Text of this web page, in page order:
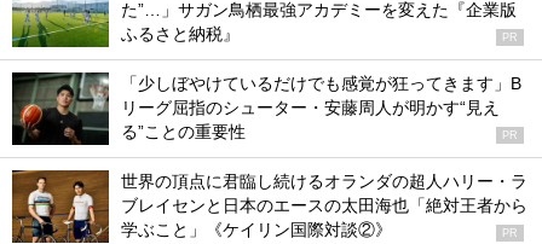
た”…」サガン鳥栖最強アカデミーを変えた『企業版
ふるさと納税』
PR
「少しぼやけているだけでも感覚が狂ってきます」B
リーグ屈指のシューター・安藤周人が明かす“見え
る”ことの重要性
PR
世界の頂点に君臨し続けるオランダの超人ハリー・ラ
ブレイセンと日本のエースの太田海也「絶対王者から
学ぶこと」《ケイリン国際対談②》
PR